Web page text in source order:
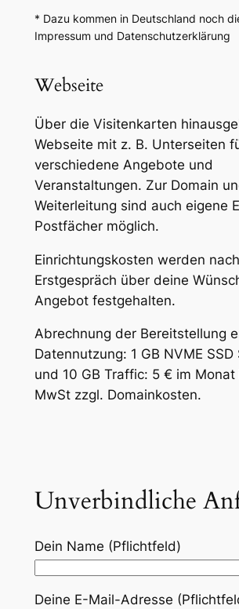
* Dazu kommen in Deutschland noch
Impressum und Datenschutzerklärung
Webseite
Über die Visitenkarten
Webseite mit z. B. Unterseiten
verschiedene Angebote und
Veranstaltungen. Zur Domain
Weiterleitung sind auch eigene
Postfächer möglich.
Einrichtungskosten werden
Erstgespräch über deine
Angebot festgehalten.
Abrechnung der Bereitstellung
Datennutzung: 1 GB NVME SSD
und 10 GB Traffic: 5 € im Monat
MwSt zzgl. Domainkosten.
Unverbindliche
Dein Name (Pflichtfeld)
Deine E-Mail-Adresse